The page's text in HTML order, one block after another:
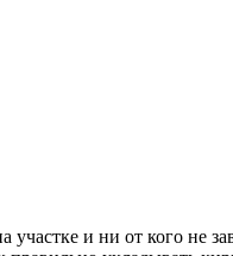
и ни от кого не